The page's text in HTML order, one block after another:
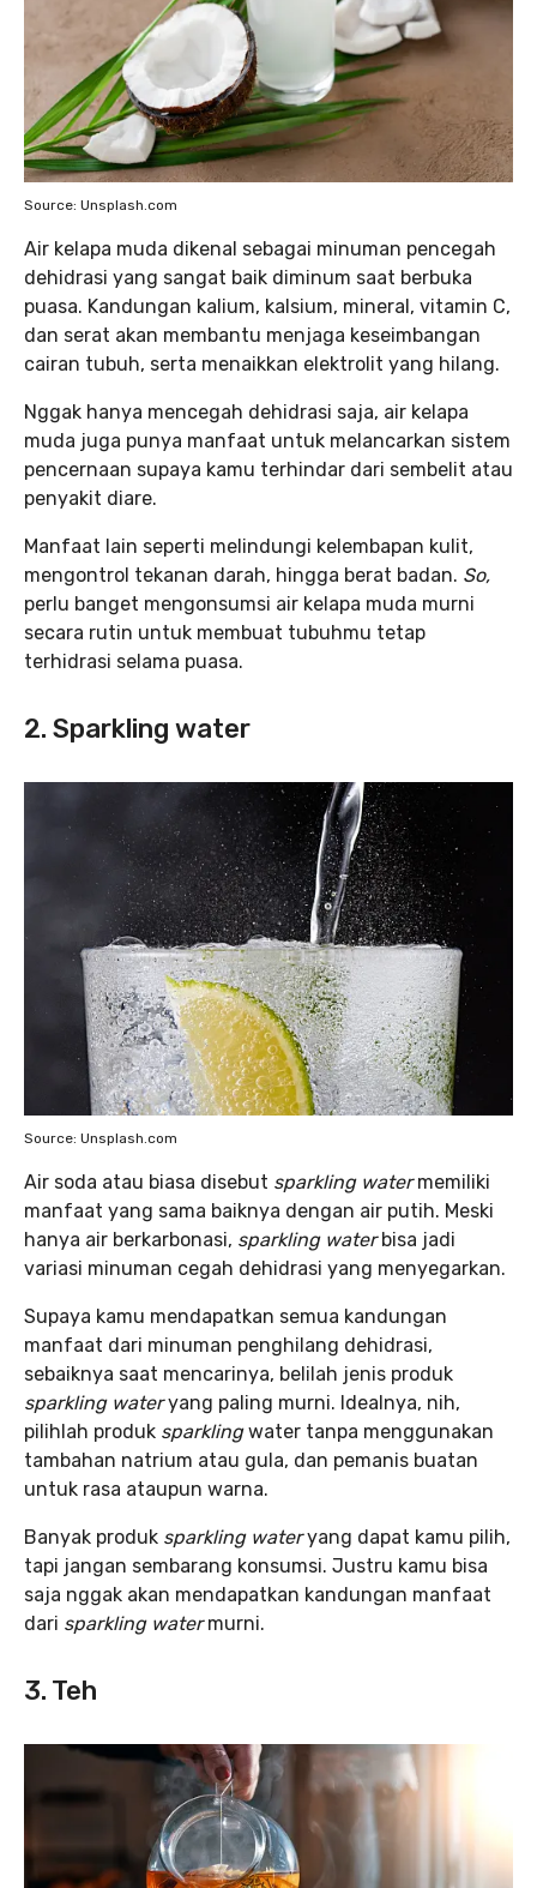
Source: Unsplash.com
Air kelapa muda dikenal sebagai minuman pencegah
dehidrasi yang sangat baik diminum saat berbuka
puasa. Kandungan kalium, kalsium, mineral, vitamin C,
dan serat akan membantu menjaga keseimbangan
cairan tubuh, serta menaikkan elektrolit yang hilang.
Nggak hanya mencegah dehidrasi saja, air kelapa
muda juga punya manfaat untuk melancarkan sistem
pencernaan supaya kamu terhindar dari sembelit atau
penyakit diare.
Manfaat lain seperti melindungi kelembapan kulit,
mengontrol tekanan darah, hingga berat badan. So,
perlu banget mengonsumsi air kelapa muda murni
secara rutin untuk membuat tubuhmu tetap
terhidrasi selama puasa.
2. Sparkling water
Source: Unsplash.com
Air soda atau biasa disebut sparkling watermemiliki
manfaat yang sama baiknya dengan air putih. Meski
hanya air berkarbonasi, sparkling water bisa jadi
variasi minuman cegah dehidrasi yang menyegarkan.
Supaya kamu mendapatkan semua kandungan
manfaat dari minuman penghilang dehidrasi,
sebaiknya saat mencarinya, belilah jenis produk
sparkling wateryang paling murni. Idealnya, nih,
pilihlah produk sparklingwater tanpa menggunakan
tambahan natrium atau gula, dan pemanis buatan
untuk rasa ataupun warna.
Banyak produk sparkling wateryang dapat kamu pilih,
tapi jangan sembarang konsumsi. Justru kamu bisa
saja nggak akan mendapatkan kandungan manfaat
dari sparkling watermurni.
3. Teh